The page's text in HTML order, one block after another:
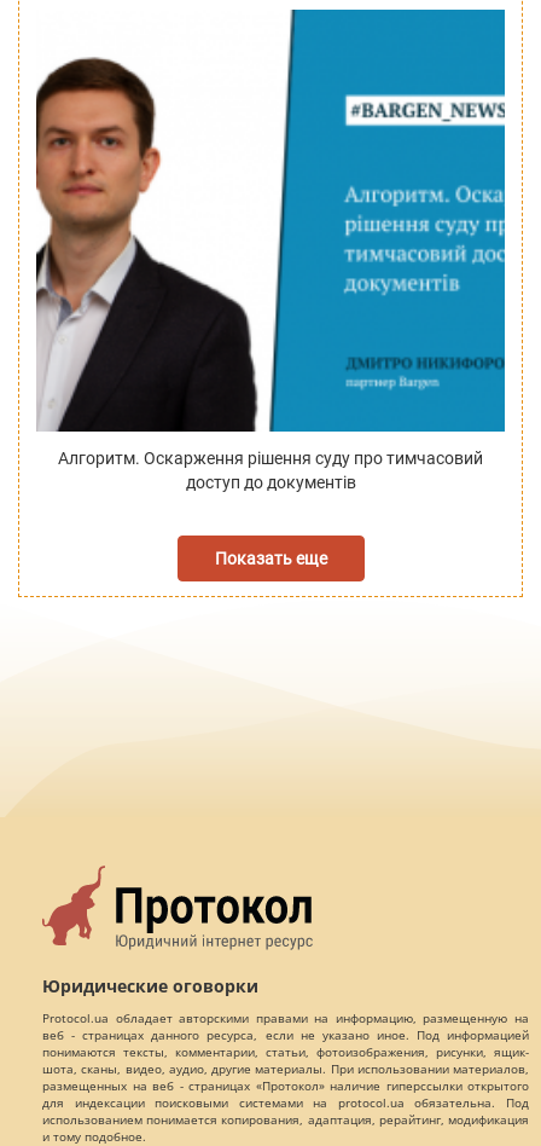
Алгоритм. Оскарження рішення суду про тимчасовий
доступ до документів
Показать еще
Юридические оговорки
Protocol.ua обладает авторскими правами на информацию, размещенную на
веб - страницах данного ресурса, если не указано иное. Под информацией
понимаются тексты, комментарии, статьи, фотоизображения, рисунки, ящик-
шота, сканы, видео, аудио, другие материалы. При использовании материалов,
размещенных на веб - страницах «Протокол» наличие гиперссылки открытого
для индексации поисковыми системами на protocol.ua обязательна. Под
использованием понимается копирования, адаптация, рерайтинг, модификация
и тому подобное.